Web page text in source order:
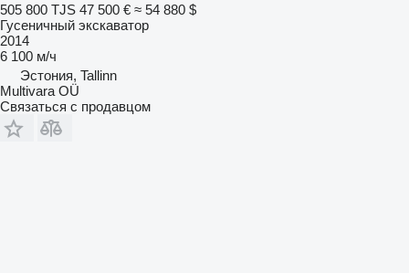
505 800 TJS 47 500 € ≈ 54 880 $
Гусеничный экскаватор
2014
6 100 м/ч
Эстония, Tallinn
Multivara OÜ
Связаться с продавцом